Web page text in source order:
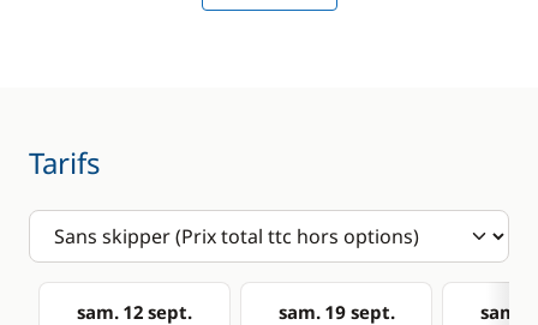
Confort
Dessalinisateur
Eau chaude
Tarifs
sam. 12 sept. sam. 19 sept. sam.